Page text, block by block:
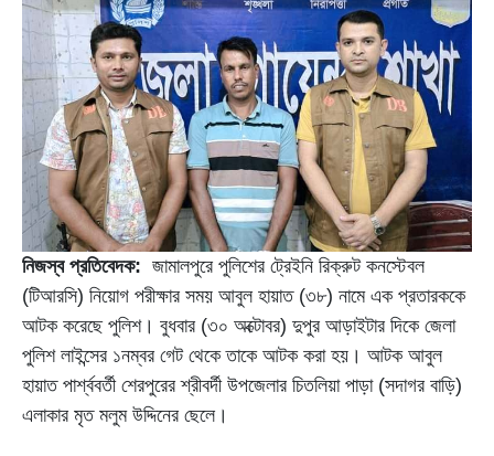
নিজস্ব প্রতিবেদক: জামালপুরে পুলিশের ট্রেইনি রিক্রুট কনস্টেবল
(টিআরসি) নিয়োগ পরীক্ষার সময় আবুল হায়াত (৩৮) নামে এক প্রতারককে
আটক করেছে পুলিশ। বুধবার (৩০ অক্টোবর) দুপুর আড়াইটার দিকে জেলা
পুলিশ লাইন্সের ১নম্বর গেট থেকে তাকে আটক করা হয়। আটক আবুল
হায়াত পার্শ্ববর্তী শেরপুরের শ্রীবর্দী উপজেলার চিতলিয়া পাড়া (সদাগর বাড়ি)
এলাকার মৃত মলুম উদ্দিনের ছেলে।